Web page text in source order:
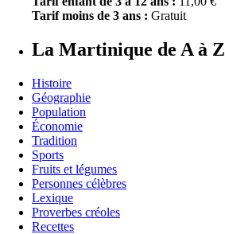
Tarif moins de 3 ans : Gratuit
La Martinique de A à Z
Histoire
Géographie
Population
Économie
Tradition
Sports
Fruits et légumes
Personnes célèbres
Lexique
Proverbes créoles
Recettes